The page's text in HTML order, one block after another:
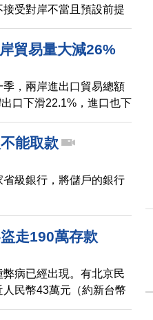
受對岸不當且預設前提
解決兩岸爭議。
貿易量大減26%
，兩岸進出口貿易總額
口下滑22.1%，進口也下
國臣分析，全球資通訊
技封鎖，對兩岸貿易造
能取款
級銀行，將儲戶的銀行
走190萬存款
病已經出現。有北京民
民幣43萬元（約新台幣